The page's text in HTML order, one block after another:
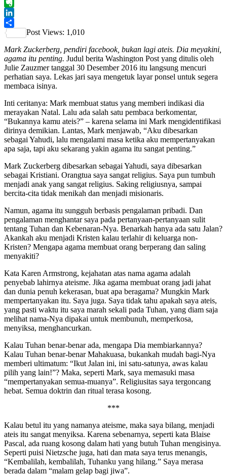
Line
Evernote
LinkedIn
Share
Post Views: 1,010
Mark Zuckerberg, pendiri facebook, bukan lagi ateis. Dia meyakini,
agama itu penting. Judul berita Washington Post yang ditulis oleh
Julie Zauzmer tanggal 30 Desember 2016 itu langsung mencuri
perhatian saya. Lekas jari saya mengetuk layar ponsel untuk segera
membaca isinya.
Inti ceritanya: Mark membuat status yang memberi indikasi dia
merayakan Natal. Lalu ada salah satu pembaca berkomentar,
“Bukannya kamu ateis?” – karena selama ini Mark mengidentifikasi
dirinya demikian. Lantas, Mark menjawab, “Aku dibesarkan
sebagai Yahudi, lalu mengalami masa ketika aku mempertanyakan
apa saja, tapi aku sekarang yakin agama itu sangat penting.”
Mark Zuckerberg dibesarkan sebagai Yahudi, saya dibesarkan
sebagai Kristiani. Orangtua saya sangat religius. Saya pun tumbuh
menjadi anak yang sangat religius. Saking religiusnya, sampai
bercita-cita tidak menikah dan menjadi misionaris.
Namun, agama itu sungguh berbasis pengalaman pribadi. Dan
pengalaman menghantar saya pada pertanyaan-pertanyaan sulit
tentang Tuhan dan Kebenaran-Nya. Benarkah hanya ada satu Jalan?
Akankah aku menjadi Kristen kalau terlahir di keluarga non-
Kristen? Mengapa agama membuat orang berperang dan saling
menyakiti?
Kata Karen Armstrong, kejahatan atas nama agama adalah
penyebab lahirnya ateisme. Jika agama membuat orang jadi jahat
dan dunia penuh kekerasan, buat apa beragama? Mungkin Mark
mempertanyakan itu. Saya juga. Saya tidak tahu apakah saya ateis,
yang pasti waktu itu saya marah sekali pada Tuhan, yang diam saja
melihat nama-Nya dipakai untuk membunuh, memperkosa,
menyiksa, menghancurkan.
Kalau Tuhan benar-benar ada, mengapa Dia membiarkannya?
Kalau Tuhan benar-benar Mahakuasa, bukankah mudah bagi-Nya
memberi ultimatum: “Ikut Jalan ini, ini satu-satunya, awas kalau
pilih yang lain!”? Maka, seperti Mark, saya memasuki masa
“mempertanyakan semua-muanya”. Religiusitas saya tergoncang
hebat. Semua doktrin dan ritual terasa kosong.
***
Kalau betul itu yang namanya ateisme, maka saya bilang, menjadi
ateis itu sangat menyiksa. Karena sebenarnya, seperti kata Blaise
Pascal, ada ruang kosong dalam hati yang butuh Tuhan mengisinya.
Seperti puisi Nietzsche juga, hati dan mata saya terus menangis,
“Kembalilah, kembalilah, Tuhanku yang hilang.” Saya merasa
berada dalam “malam gelap bagi jiwa”.